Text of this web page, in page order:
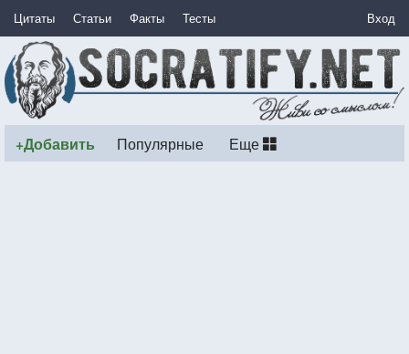
Цитаты Статьи Факты Тесты Вход
+Добавить Популярные Еще